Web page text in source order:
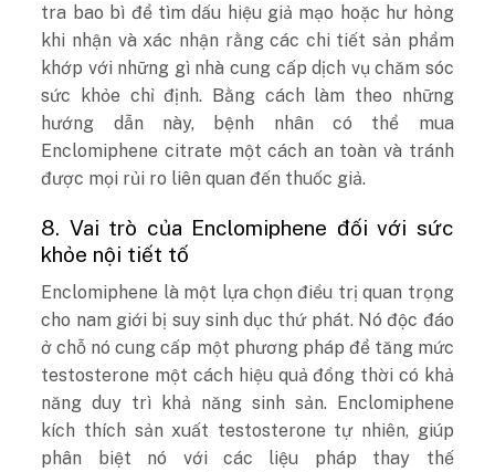
tra bao bì để tìm dấu hiệu giả mạo hoặc hư hỏng
khi nhận và xác nhận rằng các chi tiết sản phẩm
khớp với những gì nhà cung cấp dịch vụ chăm sóc
sức khỏe chỉ định. Bằng cách làm theo những
hướng dẫn này, bệnh nhân có thể mua
Enclomiphene citrate một cách an toàn và tránh
được mọi rủi ro liên quan đến thuốc giả.
8. Vai trò của Enclomiphene đối với sức
khỏe nội tiết tố
Enclomiphene là một lựa chọn điều trị quan trọng
cho nam giới bị suy sinh dục thứ phát. Nó độc đáo
ở chỗ nó cung cấp một phương pháp để tăng mức
testosterone một cách hiệu quả đồng thời có khả
năng duy trì khả năng sinh sản. Enclomiphene
kích thích sản xuất testosterone tự nhiên, giúp
phân biệt nó với các liệu pháp thay thế